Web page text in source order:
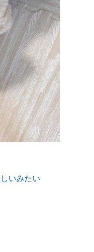
いみたい